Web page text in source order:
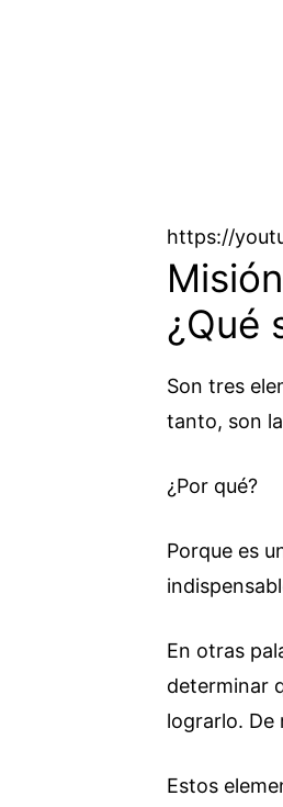
https://
¿Qué
Son tres
tanto, son
¿Por qué?
Porque es
En otras
determinar
lograrlo. De
Estos